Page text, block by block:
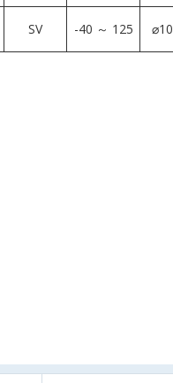
SV -40 ～ 125 ⌀10